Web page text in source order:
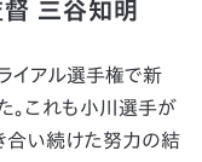
三谷知明
イアル選手権で新
。これも小川選手が
合い続けた努力の結